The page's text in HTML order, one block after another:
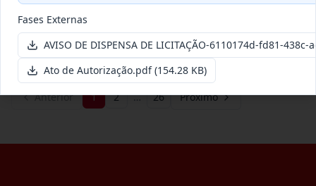
Situação
Itens por página: 10 Exibindo1–
Anterior
1 2 … 26 Próximo
Fases Externas
AVISO DE DISPENSA DE LICITAÇÃO-6110174d-fd81-
Ato de Autorização.pdf(154.28 KB)